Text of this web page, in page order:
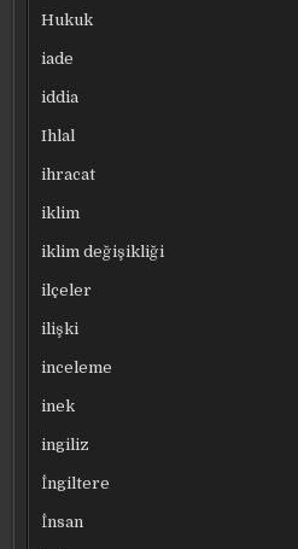
Hukuk
iade
iddia
Ihlal
ihracat
iklim
iklim değişikliği
ilçeler
ilişki
inceleme
inek
ingiliz
İngiltere
İnsan